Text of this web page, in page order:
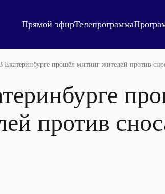
Прямой эфирТелепрограмма
Екатеринбурге прошёл митинг жителей против
против